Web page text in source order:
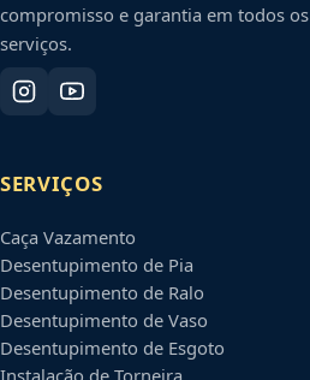
compromisso e garantia em todos os
serviços.
SERVIÇOS
Caça Vazamento
Desentupimento de Pia
Desentupimento de Ralo
Desentupimento de Vaso
Desentupimento de Esgoto
Instalação de Torneira